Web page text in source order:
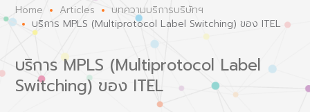
Home Articles
บทความบริการบริษัทฯ
บริการ MPLS (Multiprotocol Label Switching) ของ ITEL
บริการ MPLS (Multiprotocol Label
Switching) ของ ITEL